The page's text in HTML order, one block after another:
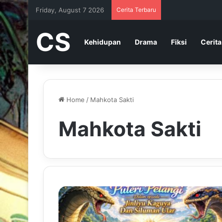
Friday, August 7 2026 Cerita Terbaru
CS Kehidupan Drama Fiksi
Home / Mahkota Sakti
Mahkota Sakti